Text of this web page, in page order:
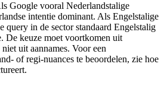
Google vooral Nederlandstalige
intentie dominant. Als Engelstalige
query in de sector standaard Engelstalig
De keuze moet voortkomen uit
uit aannames. Voor een
of regi-nuances te beoordelen, zie hoe